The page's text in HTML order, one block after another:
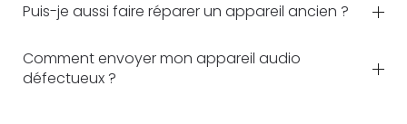
Puis-je aussi faire réparer un appareil ancien ?
Comment envoyer mon appareil audio
défectueux ?